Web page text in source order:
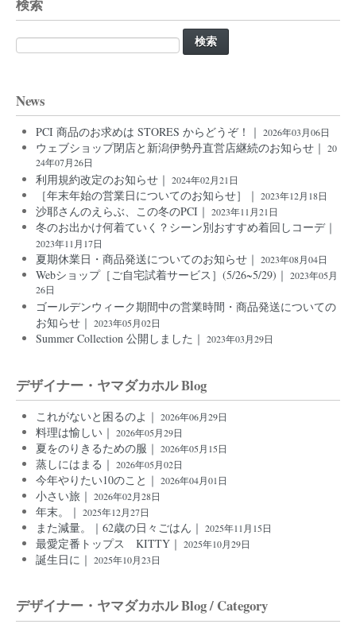
検索
検
索:
News
PCI 商品のお求めは STORES からどうぞ！｜ 2026年03月06日
ウェブショップ閉店と新潟伊勢丹直営店継続のお知らせ｜ 20
24年07月26日
利用規約改定のお知らせ｜ 2024年02月21日
［年末年始の営業日についてのお知らせ］｜ 2023年12月18日
沙耶さんのえらぶ、この冬のPCI｜ 2023年11月21日
冬のお出かけ何着ていく？シーン別おすすめ着回しコーデ｜
2023年11月17日
夏期休業日・商品発送についてのお知らせ｜ 2023年08月04日
Webショップ［ご自宅試着サービス］(5/26~5/29)｜ 2023年05月
26日
ゴールデンウィーク期間中の営業時間・商品発送についての
お知らせ｜ 2023年05月02日
Summer Collection 公開しました｜ 2023年03月29日
デザイナー・ヤマダカホル Blog
これがないと困るのよ｜ 2026年06月29日
料理は愉しい｜ 2026年05月29日
夏をのりきるための服｜ 2026年05月15日
蒸しにはまる｜ 2026年05月02日
今年やりたい10のこと｜ 2026年04月01日
小さい旅｜ 2026年02月28日
年末。｜ 2025年12月27日
また減量。｜62歳の日々ごはん｜ 2025年11月15日
最愛定番トップス KITTY｜ 2025年10月29日
誕生日に｜ 2025年10月23日
デザイナー・ヤマダカホル Blog / Category